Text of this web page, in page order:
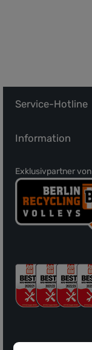
Service-Hotline
Information
Exklusivpartner von